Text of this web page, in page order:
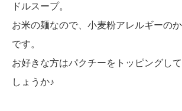
ドルスープ。
お米の麺なので、小麦粉アレルギーの
です。
お好きな方はパクチーをトッピングし
しょうか♪